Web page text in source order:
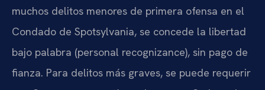
muchos delitos menores de primera ofensa en el
Condado de Spotsylvania, se concede la libertad
bajo palabra (personal recognizance), sin pago de
fianza. Para delitos más graves, se puede requerir